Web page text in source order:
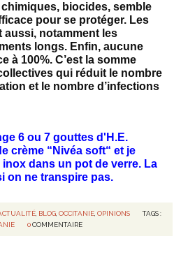
biocides, semble
pour se protéger. Les
notamment les
longs. Enfin, aucune
à 100%. C’est la somme
qui réduit le nombre
et le nombre d’infections
6 ou 7 gouttes d'H.E.
crème “Nivéa soft“ et je
dans un pot de verre. La
on ne transpire pas.
, BLOG, OCCITANIE, OPINIONS
TAGS :
0 COMMENTAIRE